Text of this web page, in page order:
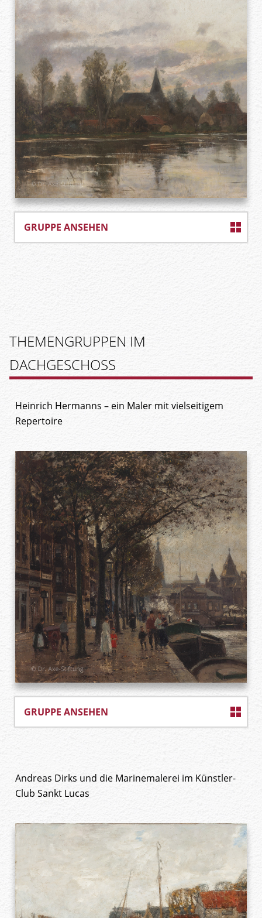
GRUPPE ANSEHEN
THEMENGRUPPEN IM
DACHGESCHOSS
Heinrich Hermanns – ein Maler mit vielseitigem
Repertoire
GRUPPE ANSEHEN
Andreas Dirks und die Marinemalerei im Künstler-
Club Sankt Lucas